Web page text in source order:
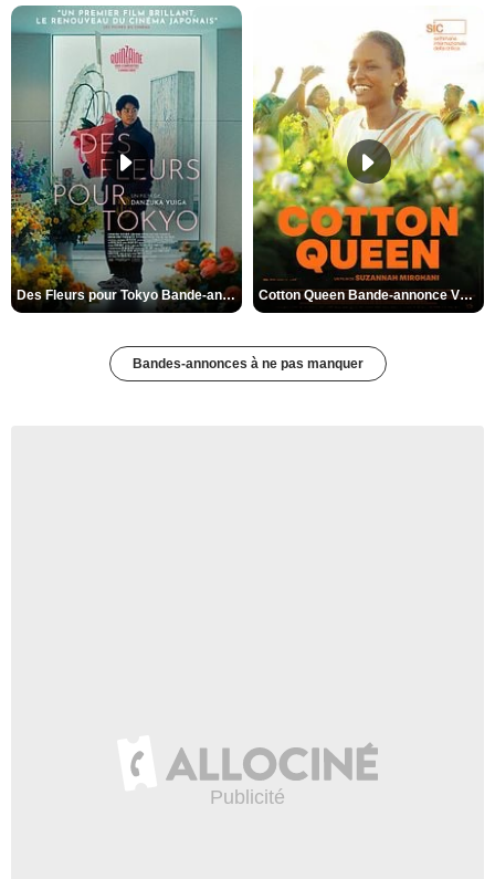
Des Fleurs pour Tokyo Bande-annonce VO STFR Cotton Queen Bande-annonce VO STFR
Bandes-annonces à ne pas manquer